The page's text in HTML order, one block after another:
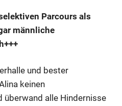
Parcours als
männliche
und bester
keinen
überwand alle Hindernisse